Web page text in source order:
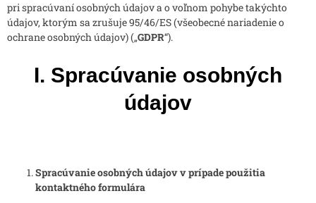
pri spracúvaní osobných údajov a o voľnom pohybe takýchto
údajov, ktorým sa zrušuje 95/46/ES (všeobecné nariadenie o
ochrane osobných údajov) („GDPR“).
I. Spracúvanie osobných
údajov
Spracúvanie osobných údajov v prípade použitia
kontaktného formulára